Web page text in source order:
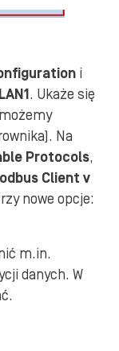
i
LAN1 . Ukaże się
Na
Protocols,
Client v
nowe opcje:
m.in.
danych. W